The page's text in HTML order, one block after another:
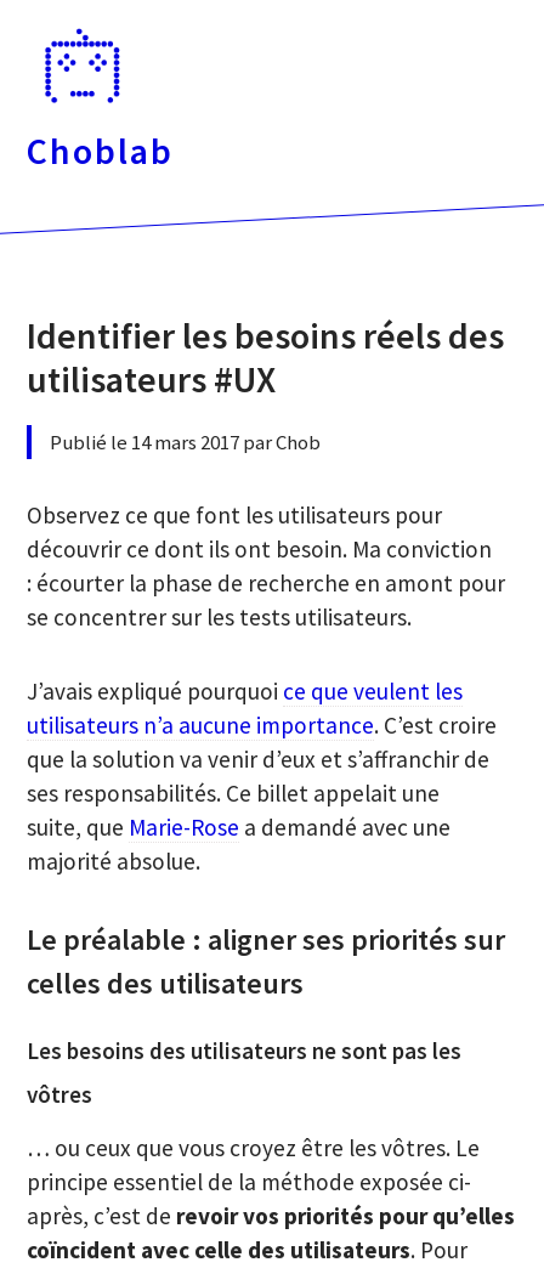
directement
Choblab
Identifier les besoins réels des
utilisateurs #UX
Publié le 14 mars 2017 par Chob
Observez ce que font les utilisateurs pour
découvrir ce dont ils ont besoin. Ma conviction
: écourter la phase de recherche en amont pour
se concentrer sur les tests utilisateurs.
J’avais expliqué pourquoi ce que veulent les
utilisateurs n’a aucune importance. C’est croire
que la solution va venir d’eux et s’affranchir de
ses responsabilités. Ce billet appelait une
suite, que Marie-Rose a demandé avec une
majorité absolue.
Le préalable : aligner ses priorités sur
celles des utilisateurs
Les besoins des utilisateurs ne sont pas les
vôtres
… ou ceux que vous croyez être les vôtres. Le
principe essentiel de la méthode exposée ci-
après, c’est de revoir vos priorités pour qu’elles
coïncident avec celle des utilisateurs. Pour